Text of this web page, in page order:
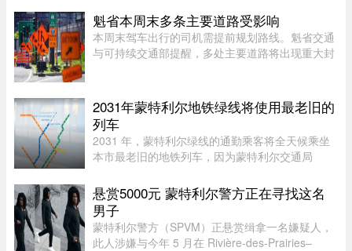
魁省本周末多条主要道路受影响
本周末驾车出行的司机需提前规划路线。魁省交通
与可持续交通部提醒，多处主要道路将出现重大封
堵。20号高速（Boucherville ...
2031年蒙特利尔地铁绿线将使用最老旧的
列车
2031 年，蒙特利尔绿线的通勤乘客将全天候乘坐
本市最老旧的地铁列车，因为蒙特利尔交通局
六年后，当蓝线延长线通车时，STM 将把现代化
的 Azur 列车从绿线调往蓝线。作为 ...
悬赏5000元 蒙特利尔警方正在寻找这名
男子
蒙特利尔警方（SPVM）正悬赏缉拿一名嫌疑人，
此人涉嫌与今年 5 月在 Rivière-des-Prairies–